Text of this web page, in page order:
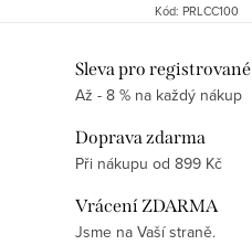
Kód: PRLCC100
Sleva pro registrované
Až - 8 % na každý nákup
Doprava zdarma
Při nákupu od 899 Kč
Vrácení ZDARMA
Jsme na Vaší straně.